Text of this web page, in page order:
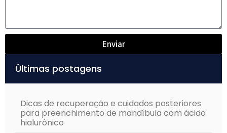
Enviar
Alternative:
Últimas postagens
Dicas de recuperação e cuidados posteriores
para preenchimento de mandíbula com ácido
hialurônico